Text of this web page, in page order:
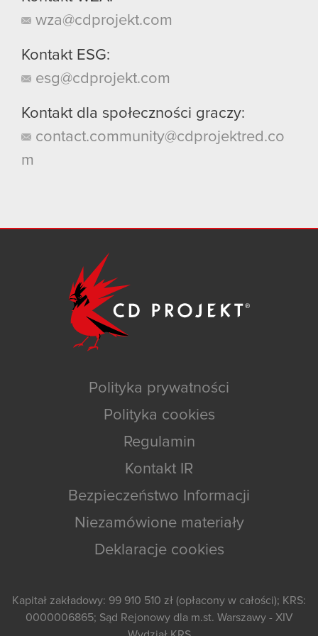
wza@cdprojekt.com
Kontakt ESG:
esg@cdprojekt.com
Kontakt dla społeczności graczy:
contact.community@cdprojektred.co
m
Polityka prywatności
Polityka cookies
Regulamin
Kontakt IR
Bezpieczeństwo Informacji
Niezamówione materiały
Deklaracje cookies
Kapitał zakładowy: 99 910 510 zł (opłacony w całości); KRS:
0000006865; Sąd Rejonowy dla m.st. Warszawy - XIV